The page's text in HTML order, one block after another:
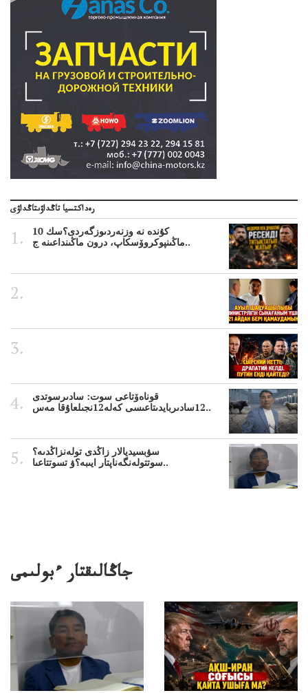
رەداكتسيا تاڭداۋىتاڭداۋى
10 كۇندە نە وزنەردىوزگەردى؟سك
ماڭىنپوكروۆسكاپ، درون ماڭىنداعىنە ج..
قوناەۆتاعى سوت: سادىرسوتدى
12سادىربايدىتاعىسى كەلە12نجىلعاۇقا مەس..
سۋبسيديالار زاڭدى تولەنزاڭدىە؟
سوتتولەنگەناپتار ايىبە؟ۋ تسوتتاعىا..
جاڭالىقتار ءبولىمى